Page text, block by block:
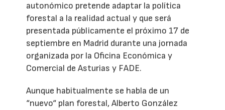
autonómico pretende adaptar la política
forestal a la realidad actual y que será
presentada públicamente el próximo 17 de
septiembre en Madrid durante una jornada
organizada por la Oficina Económica y
Comercial de Asturias y FADE.
Aunque habitualmente se habla de un
“nuevo“ plan forestal, Alberto González